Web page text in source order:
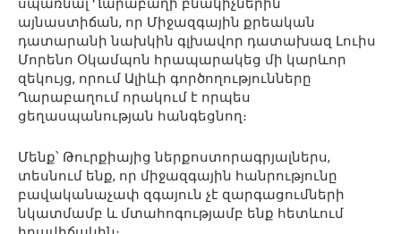
այնաստիճան, որ Միջազգային քրեական
դատարանի նախկին գլխավոր դատախազ Լուիս
Մորենո Օկամպոն հրապարակեց մի կարևոր
զեկույց, որում Ալիևի գործողությունները
Ղարաբաղում որակում է որպես
ցեղասպանության հանգեցնող։
Մենք՝ Թուրքիայից ներքոստորագրյալներս,
տեսնում ենք, որ միջազգային հանրությունը
բավականաչափ զգայուն չէ զարգացումների
նկատմամբ և մտահոգությամբ ենք հետևում